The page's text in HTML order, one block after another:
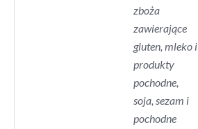
zboża
zawierające
gluten, mleko i
produkty
pochodne,
soja, sezam i
pochodne